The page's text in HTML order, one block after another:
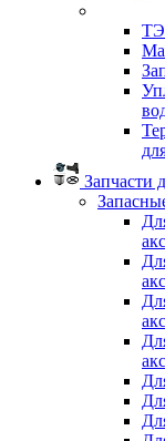
Запчасти